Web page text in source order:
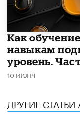
​Как
навыкам
уровень.
10 ИЮНЯ
ДРУГИЕ СТАТЬИ